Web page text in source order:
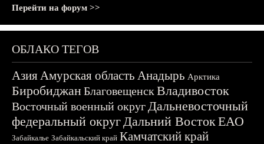
Перейти на форум >>
ОБЛАКО ТЕГОВ
АзияАмурская область Анадырь Арктика
БиробиджанБлаговещенскВладивосток
Восточный военный округДальневосточный
федеральный округДальний ВостокЕАО
Забайкалье Забайкальский край Камчатский край